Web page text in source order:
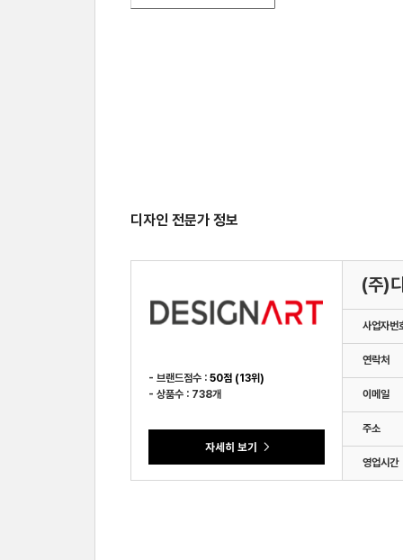
디자인 전문가 정보
- 브랜드점수 : 50점 (13위)
- 상품수 : 738개
(주)
사업자번
연락처
이메일
주소
영업시간